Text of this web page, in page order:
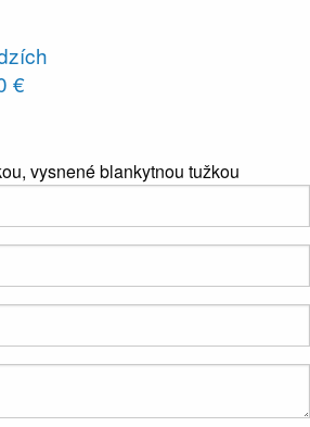
€
vysnené blankytnou tužkou